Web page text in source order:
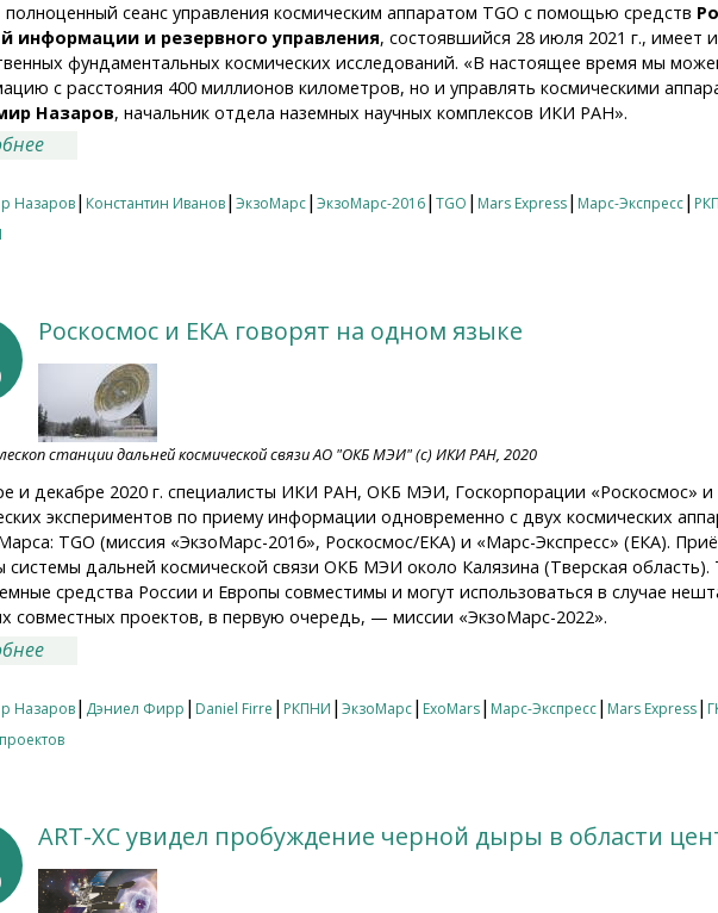
сеанс управления космическим аппаратом TGO с помощью средств
информации и резервного управления, состоявшийся 28 июля 2021 г., имеет
фундаментальных космических исследований. «В настоящее время мы
с расстояния 400 миллионов километров, но и управлять космическими
Назаров, начальник отдела наземных научных комплексов ИКИ РАН».
Назаров| Константин Иванов| ЭкзоМарс| ЭкзоМарс-2016| TGO | Mars Express| Марс-Экспресс|
Роскосмос и ЕКА говорят на одном языке
станции дальней космической связи АО "ОКБ МЭИ" (с) ИКИ РАН, 2020
и декабре 2020 г. специалисты ИКИ РАН, ОКБ МЭИ, Госкорпорации
экспериментов по приему информации одновременно с двух космических
TGO (миссия «ЭкзоМарс-2016», Роскосмос/ЕКА) и «Марс-Экспресс» (ЕКА).
системы дальней космической связи ОКБ МЭИ около Калязина (Тверская
средства России и Европы совместимы и могут использоваться в случае
совместных проектов, в первую очередь, — миссии «ЭкзоМарс-2022».
Назаров| Дэниел Фирр | Daniel Firre | РКПНИ | ЭкзоМарс| ExoMars| Марс-Экспресс| Mars Express|
ART-XC увидел пробуждение черной дыры в области